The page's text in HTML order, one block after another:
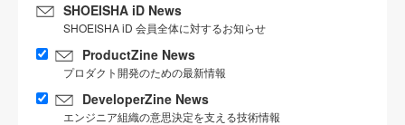
SHOEISHA iD News
SHOEISHA iD 会員全体に対するお知らせ
ProductZine News
プロダクト開発のための最新情報
DeveloperZine News
エンジニア組織の意思決定を支える技術情報